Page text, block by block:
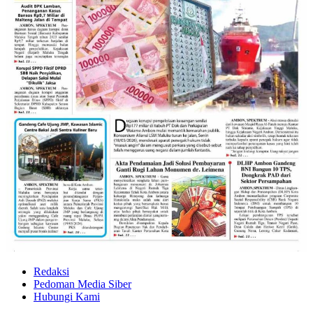
Redaksi
Pedoman Media Siber
Hubungi Kami